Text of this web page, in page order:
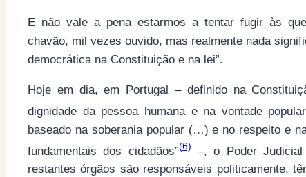
E não vale a pena estarmos a tentar fugir às
chavão, mil vezes ouvido, mas realmente nada
democrática na Constituição e na lei”.
Hoje em dia, em Portugal – definido na
dignidade da pessoa humana e na vontade
baseado na soberania popular (…) e no respeito e
fundamentais dos cidadãos”(6)–, o Poder Judicial
restantes órgãos são responsáveis politicamente,